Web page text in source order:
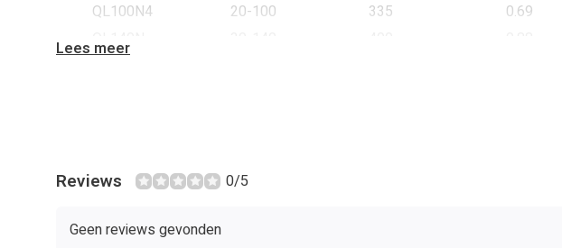
QL100N4
20-100 335
0.69
Lees meer
Reviews 0/5
Geen reviews gevonden